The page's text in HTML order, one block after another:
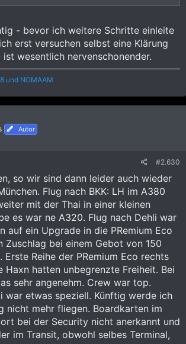
- bevor ich weitere Schritte einleite
erst versuchen selbst eine Klärung
wesentlich nervenschonender.
und NOMAAM
Autor
#2.630
so wir sind dann leider auch wieder
Flug nach BKK: LH im A380
mit der Thai in einer kleinen
es war ne A320. Flug nach Dehli war
auf ein Upgrade in die PRemium Eco
Zuschlag bei einem Gebot von 150
Erste Reihe der PRemium Eco rechts
Haxn hatten unbegrenzte Freiheit. Bei
sehr angenehm. Crew war top.
war etwas speziell. Künftig werde ich
nicht mehr fliegen. Boardkarten im
bei der Security nicht anerkannt und
im Transit, obwohl selbes Terminal,